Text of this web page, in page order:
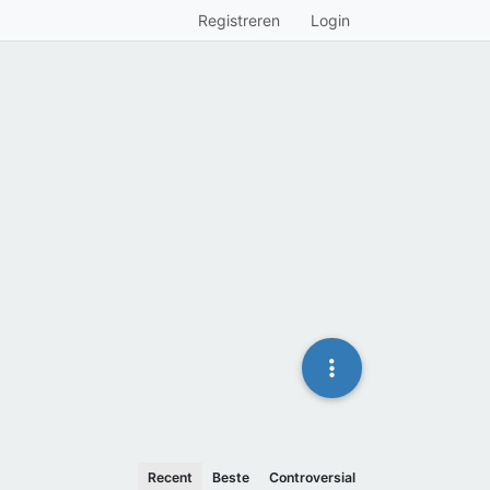
Registreren Login
Recent Beste Controversial